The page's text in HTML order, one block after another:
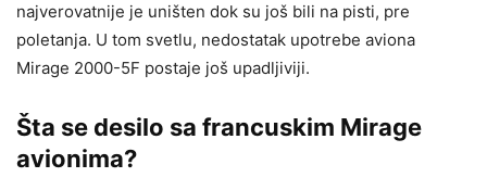
najverovatnije je uništen dok su još bili na pisti, pre
poletanja. U tom svetlu, nedostatak upotrebe aviona
Mirage 2000-5F postaje još upadljiviji.
Šta se desilo sa francuskim Mirage
avionima?